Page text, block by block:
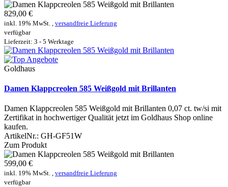
829,00 €
inkl. 19% MwSt. , versandfreie Lieferung
verfügbar
Lieferzeit: 3 - 5 Werktage
Goldhaus
Damen Klappcreolen 585 Weißgold mit Brillanten
Damen Klappcreolen 585 Weißgold mit Brillanten 0,07 ct. tw/si mit
Zertifikat in hochwertiger Qualität jetzt im Goldhaus Shop online
kaufen.
ArtikelNr.: GH-GF51W
Zum Produkt
599,00 €
inkl. 19% MwSt. , versandfreie Lieferung
verfügbar